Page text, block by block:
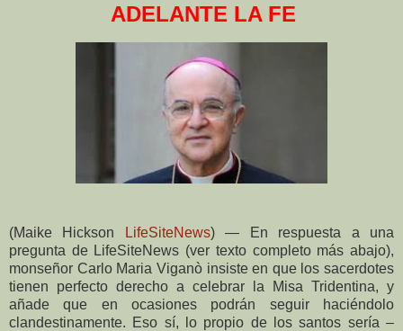
ADELANTE LA FE
(Maike Hickson LifeSiteNews) — En respuesta a una
pregunta de LifeSiteNews (ver texto completo más abajo),
monseñor Carlo Maria Viganò insiste en que los sacerdotes
tienen perfecto derecho a celebrar la Misa Tridentina, y
añade que en ocasiones podrán seguir haciéndolo
clandestinamente. Eso sí, lo propio de los santos sería –